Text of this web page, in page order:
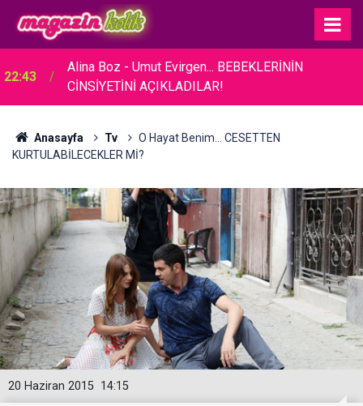
22:43
Alina Boz - Umut Evirgen... BEBEKLERİNİN
CİNSİYETİNİ AÇIKLADILAR!
Anasayfa Tv
O Hayat Benim... CESETTEN
KURTULABİLECEKLER Mİ?
14:15
20 Haziran 2015